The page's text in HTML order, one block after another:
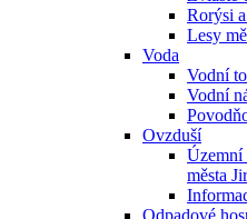
Rorýsi
Lesy
Voda
Vodní
Vodní
Ovzduší
Územní
města
Odpadové